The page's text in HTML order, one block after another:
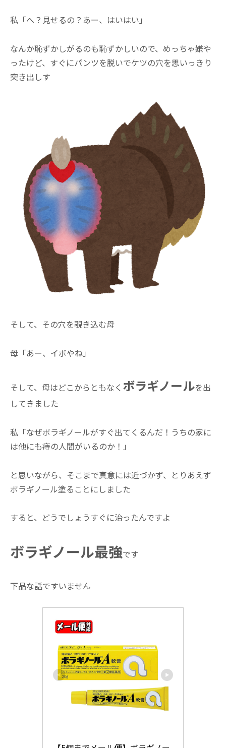
私「へ？見せるの？あー、はいはい」
なんか恥ずかしがるのも恥ずかしいので、めっちゃ嫌や
ったけど、すぐにパンツを脱いでケツの穴を思いっきり
突き出しす
そして、その穴を覗き込む母
母「あー、イボやね」
そして、母はどこからともなく ボラギノールを出
してきました
私「なぜボラギノールがすぐ出てくるんだ！うちの家に
は他にも痔の人間がいるのか！」
と思いながら、そこまで真意には近づかず、とりあえず
ボラギノール塗ることにしました
すると、どうでしょうすぐに治ったんですよ
ボラギノール最強です
下品な話ですいません